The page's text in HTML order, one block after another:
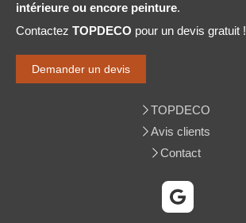
intérieure ou encore peinture.
Contactez TOPDECO pour un devis gratuit !
Demander un devis
TOPDECO
Avis clients
Contact